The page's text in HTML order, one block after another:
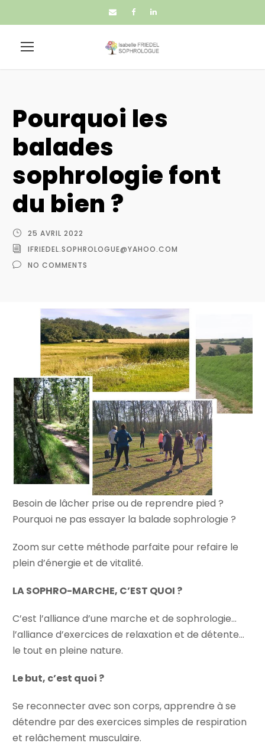
Pourquoi les
balades
sophrologie font
du bien ?
25 AVRIL 2022
IFRIEDEL.SOPHROLOGUE@YAHOO.COM
NO COMMENTS
Besoin de lâcher prise ou de reprendre pied ?
Pourquoi ne pas essayer la balade sophrologie ?
Zoom sur cette méthode parfaite pour refaire le
plein d’énergie et de vitalité.
LA SOPHRO-MARCHE, C’EST QUOI ?
C’est l’alliance d’une marche et de sophrologie…
l’alliance d’exercices de relaxation et de détente…
le tout en pleine nature.
Le but, c’est quoi ?
Se reconnecter avec son corps, apprendre à se
détendre par des exercices simples de respiration
et relâchement musculaire.